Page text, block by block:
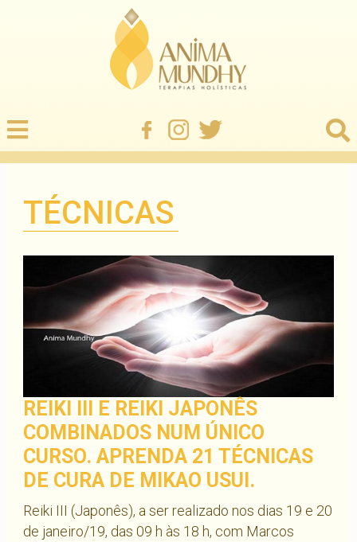
TÉCNICAS
REIKI III E REIKI JAPONÊS
COMBINADOS NUM ÚNICO
CURSO. APRENDA 21 TÉCNICAS
DE CURA DE MIKAO USUI.
Reiki III (Japonês), a ser realizado nos dias 19 e 20
de janeiro/19, das 09 h às 18 h, com Marcos